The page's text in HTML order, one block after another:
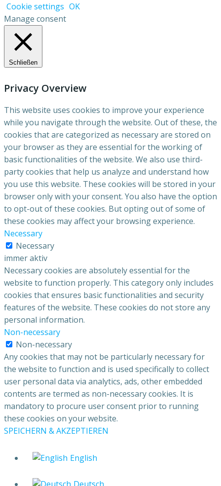
Cookie settings OK
Manage consent
Schließen
Privacy Overview
This website uses cookies to improve your experience
while you navigate through the website. Out of these, the
cookies that are categorized as necessary are stored on
your browser as they are essential for the working of
basic functionalities of the website. We also use third-
party cookies that help us analyze and understand how
you use this website. These cookies will be stored in your
browser only with your consent. You also have the option
to opt-out of these cookies. But opting out of some of
these cookies may affect your browsing experience.
Necessary
Necessary
immer aktiv
Necessary cookies are absolutely essential for the
website to function properly. This category only includes
cookies that ensures basic functionalities and security
features of the website. These cookies do not store any
personal information.
Non-necessary
Non-necessary
Any cookies that may not be particularly necessary for
the website to function and is used specifically to collect
user personal data via analytics, ads, other embedded
contents are termed as non-necessary cookies. It is
mandatory to procure user consent prior to running
these cookies on your website.
SPEICHERN & AKZEPTIEREN
English